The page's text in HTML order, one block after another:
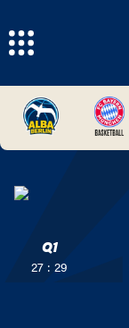
Q1
27 : 29